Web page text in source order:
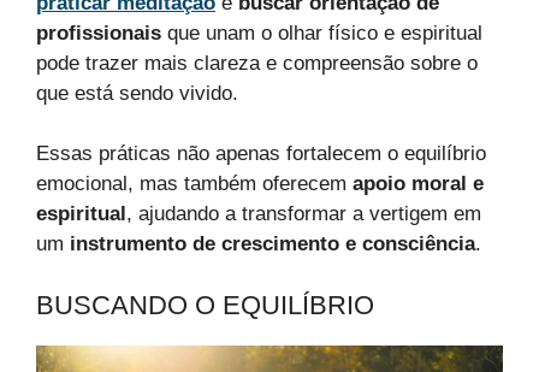
profissionais que unam o olhar físico e espiritual
pode trazer mais clareza e compreensão sobre o
que está sendo vivido.
Essas práticas não apenas fortalecem o equilíbrio
emocional, mas também oferecem apoio moral e
espiritual , ajudando a transformar a vertigem em
um instrumento de crescimento e consciência.
BUSCANDO O EQUILÍBRIO